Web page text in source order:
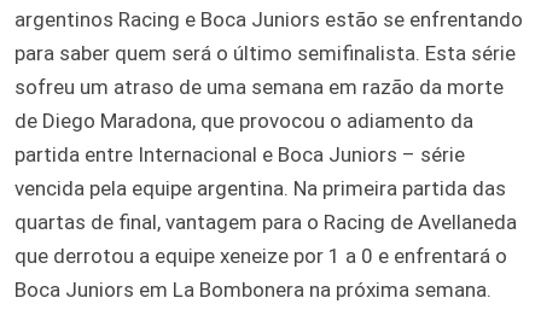
argentinos Racing e Boca Juniors estão se enfrentando
para saber quem será o último semifinalista. Esta série
sofreu um atraso de uma semana em razão da morte
de Diego Maradona, que provocou o adiamento da
partida entre Internacional e Boca Juniors – série
vencida pela equipe argentina. Na primeira partida das
quartas de final, vantagem para o Racing de Avellaneda
que derrotou a equipe xeneize por 1 a 0 e enfrentará o
Boca Juniors em La Bombonera na próxima semana.